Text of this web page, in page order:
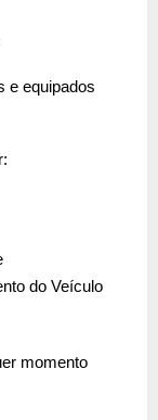
e equipados
do Veículo
momento